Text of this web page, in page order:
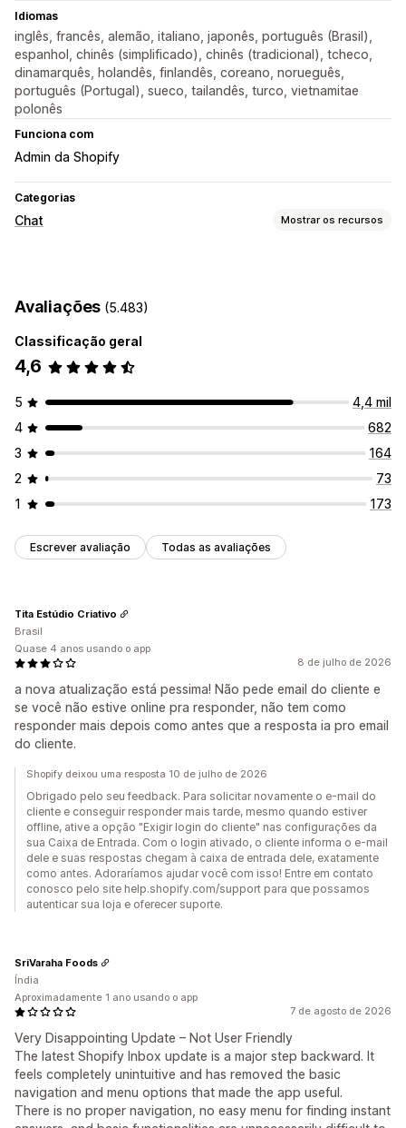
Idiomas
inglês, francês, alemão, italiano, japonês, português (Brasil),
espanhol, chinês (simplificado), chinês (tradicional), tcheco,
dinamarquês, holandês, finlandês, coreano, norueguês,
português (Portugal), sueco, tailandês, turco, vietnamitae
polonês
Funciona com
Admin da Shopify
Categorias
Chat Mostrar os recursos
Upload de arquivo Em vários idiomas
Insights sobre os clientes
Respostas automatizadas
Atualizações de pedidos
Personalização
Cor e fonte
Atribuição de chat
Avatar do agente
Avaliações (5.483)
Classificação geral
4,6
5
4,4 mil
4
682
3
164
2
73
1
173
Escrever avaliação Todas as avaliações
8 de julho de 2026
a nova atualização está pessima! Não pede email do cliente e
se você não estive online pra responder, não tem como
responder mais depois como antes que a resposta ia pro email
do cliente.
Tita Estúdio Criativo
Brasil
Quase 4 anos usando o app
Shopify deixou uma resposta 10 de julho de 2026
Obrigado pelo seu feedback. Para solicitar novamente o e-mail do
cliente e conseguir responder mais tarde, mesmo quando estiver
offline, ative a opção "Exigir login do cliente" nas configurações da
sua Caixa de Entrada. Com o login ativado, o cliente informa o e-mail
dele e suas respostas chegam à caixa de entrada dele, exatamente
como antes. Adoraríamos ajudar você com isso! Entre em contato
conosco pelo site help.shopify.com/support para que possamos
autenticar sua loja e oferecer suporte.
7 de agosto de 2026
Very Disappointing Update – Not User Friendly
The latest Shopify Inbox update is a major step backward. It
feels completely unintuitive and has removed the basic
navigation and menu options that made the app useful.
There is no proper navigation, no easy menu for finding instant
SriVaraha Foods
Índia
Aproximadamente 1 ano usando o app